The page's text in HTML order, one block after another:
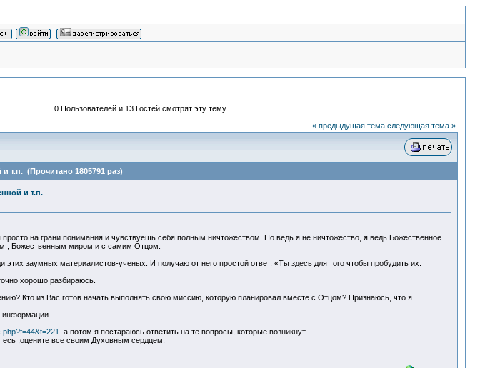
0 Пользователей и 13 Гостей смотрят эту тему.
« предыдущая тема следующая тема »
т.п. (Прочитано 1805791 раз)
и т.п.
на грани понимания и чувствуешь себя полным ничтожеством. Но ведь я не ничтожество, я ведь Божественное
, Божественным миром и с самим Отцом.
заумных материалистов-ученых. И получаю от него простой ответ. «Ты здесь для того чтобы пробудить их.
хорошо разбираюсь.
Кто из Вас готов начать выполнять свою миссию, которую планировал вместе с Отцом? Признаюсь, что я
информации.
а потом я постараюсь ответить на те вопросы, которые возникнут.
,оцените все своим Духовным сердцем.